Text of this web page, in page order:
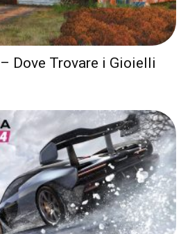
Dove Trovare i Gioielli